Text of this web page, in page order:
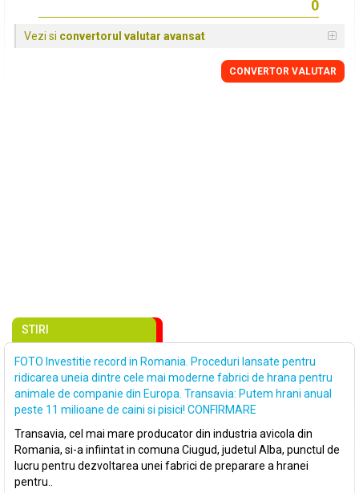
Vezi si convertorul valutar avansat
CONVERTOR VALUTAR
STIRI
FOTO Investitie record in Romania. Proceduri lansate pentru
ridicarea uneia dintre cele mai moderne fabrici de hrana pentru
animale de companie din Europa. Transavia: Putem hrani anual
peste 11 milioane de caini si pisici! CONFIRMARE
Transavia, cel mai mare producator din industria avicola din
Romania, si-a infiintat in comuna Ciugud, judetul Alba, punctul de
lucru pentru dezvoltarea unei fabrici de preparare a hranei
pentru..